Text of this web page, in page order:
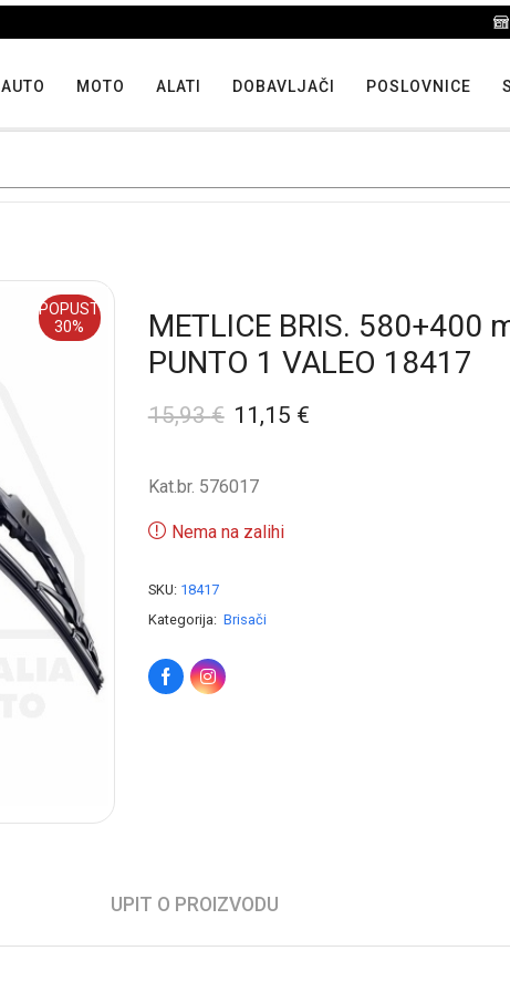
Iskoristite maksimalne popuste proizvoda u "Hit tjedna"
AUTO MOTO ALATI DOBAVLJAČI POSLOVNICE
POPUST
30%
METLICE BRIS. 580+400
PUNTO 1 VALEO 18417
15,93€ 11,15 €
Kat.br. 576017
Nema na zalihi
SKU: 18417
Kategorija: Brisači
UPIT O PROIZVODU